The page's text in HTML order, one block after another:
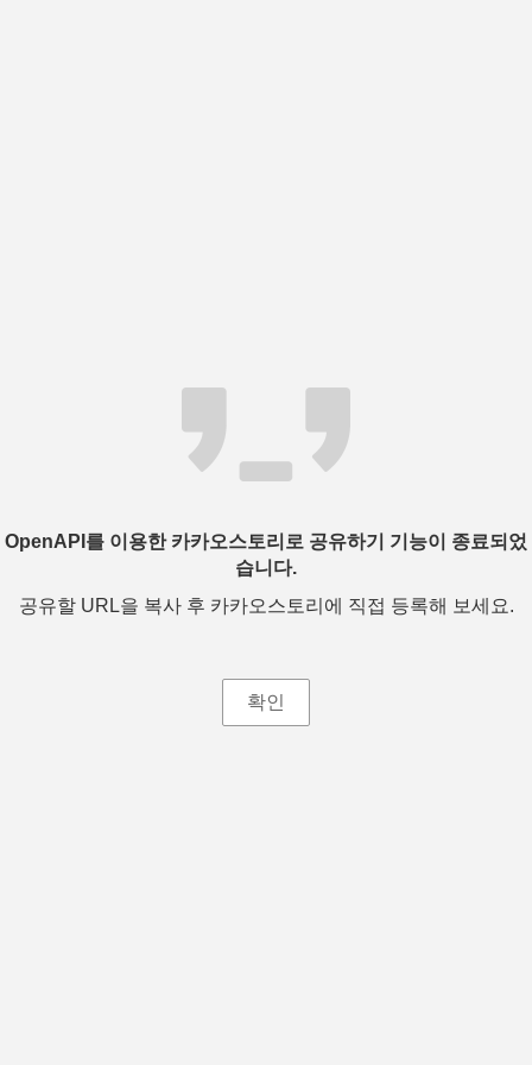
OpenAPI를 이용한 카카오스토리로 공유하기 기능이 종료되었
습니다.
공유할 URL을 복사 후 카카오스토리에 직접 등록해 보세요.
확인